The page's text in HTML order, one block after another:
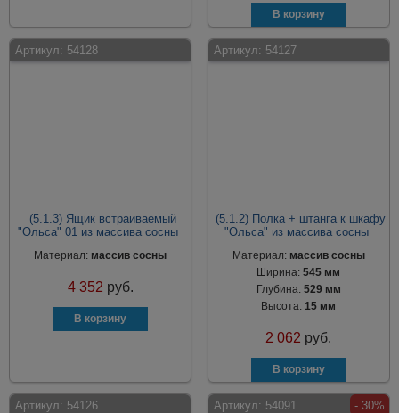
Артикул: 54128
(5.1.3) Ящик встраиваемый
"Ольса" 01 из массива сосны
Материал: массив сосны
4 352 руб.
Артикул: 54127
(5.1.2) Полка + штанга к шкафу
"Ольса" из массива сосны
Материал: массив сосны
Ширина:545 мм
Глубина: 529 мм
Высота:15 мм
2 062 руб.
Артикул: 54126 Артикул: 54091 - 30%